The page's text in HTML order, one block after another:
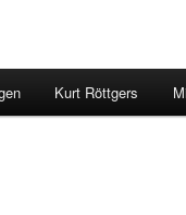
Kurt Röttgers